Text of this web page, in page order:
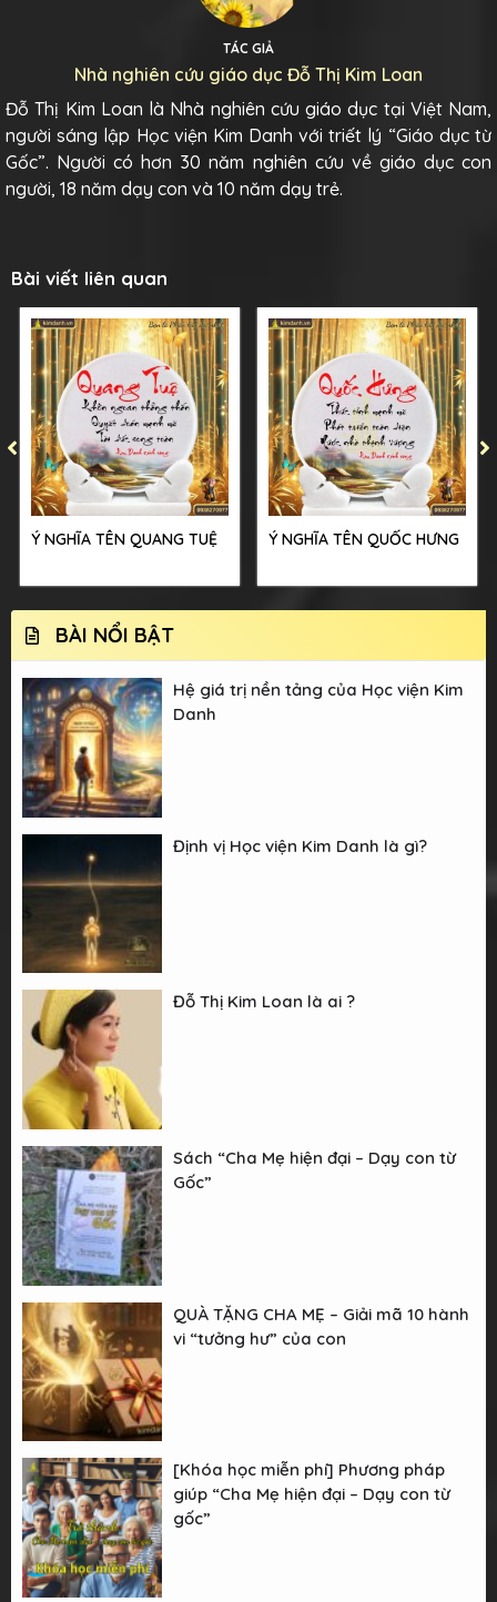
TÁC GIẢ
Nhà nghiên cứu giáo dục Đỗ Thị Kim Loan
Đỗ Thị Kim Loan là Nhà nghiên cứu giáo dục tại Việt Nam,
người sáng lập Học viện Kim Danh với triết lý “Giáo dục từ
Gốc”. Người có hơn 30 năm nghiên cứu về giáo dục con
người, 18 năm dạy con và 10 năm dạy trẻ.
Bài viết liên quan
Ý NGHĨA TÊN QUANG TUỆ Ý NGHĨA TÊN QUỐC HƯNG
BÀI NỔI BẬT
Hệ giá trị nền tảng của Học viện Kim
Danh
Định vị Học viện Kim Danh là gì?
Đỗ Thị Kim Loan là ai ?
Sách “Cha Mẹ hiện đại – Dạy con từ
Gốc”
QUÀ TẶNG CHA MẸ – Giải mã 10 hành
vi “tưởng hư” của con
[Khóa học miễn phí] Phương pháp
giúp “Cha Mẹ hiện đại – Dạy con từ
gốc”